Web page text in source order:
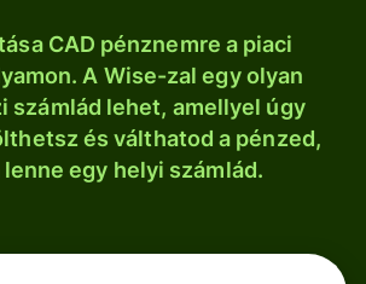
CAD pénznemre a piaci
A Wise-zal egy olyan
számlád lehet, amellyel úgy
és válthatod a pénzed,
egy helyi számlád.